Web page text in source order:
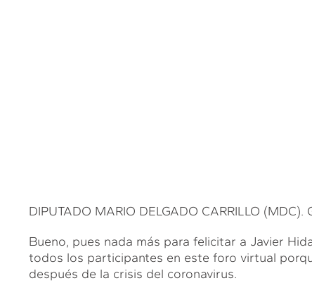
DIPUTADO MARIO DELGADO CARRILLO (MDC).
Bueno, pues nada más para felicitar a Javier
todos los participantes en este foro virtual
después de la crisis del coronavirus.